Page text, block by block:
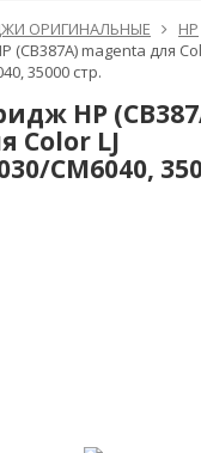
ОРИГИНАЛЬНЫЕ
HP
(CB387A) magenta для
35000 стр.
HP
Color LJ
CM6040,